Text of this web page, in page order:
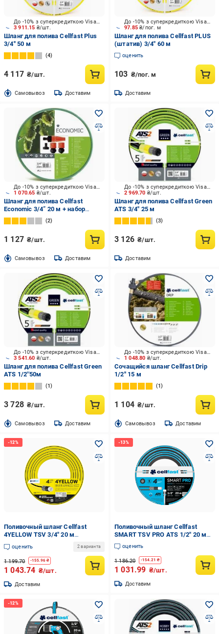
3 911.15 ₴/шт.
До -10% з суперкредиткою Visa Вигода
Шланг для полива Cellfast Plus
3/4'' 50 м
4
4 117 ₴/шт.
Cамовывоз Доставим
97.85₴/пог. м
До -10% з суперкредиткою Visa Вигода
Шланг для полива Cellfast PLUS
(штатив) 3/4" 60 м
оценить
103 ₴/пог. м
Доставим
1 070.65 ₴/шт.
До -10% з суперкредиткою Visa Вигода
Шланг для полива Cellfast
Economic 3/4” 20 м + набор
фитингов
2
1 127 ₴/шт.
Cамовывоз Доставим
2 969.70 ₴/шт.
До -10% з суперкредиткою Visa Вигода
Шланг для полива Cellfast Green
ATS 3/4" 25 м
3
3 126 ₴/шт.
Доставим
3 541.60 ₴/шт.
До -10% з суперкредиткою Visa Вигода
Шланг для полива Cellfast Green
ATS 1/2''50м
1
3 728 ₴/шт.
Cамовывоз Доставим
1 048.80 ₴/шт.
До -10% з суперкредиткою Visa Вигода
Сочащийся шланг Cellfast Drip
1/2'' 15 м
1
1 104 ₴/шт.
Cамовывоз Доставим
Поливочный шланг Cellfast
4YELLOW TSV 3/4" 20 м
прочный/износостойкий/легкий
и гибкий для ежедневного
полива
оценить 2 варианта
1 199.70 -155.96 ₴
1 043.74 ₴/шт.
Доставим
Поливочный шланг Cellfast
SMART TSV PRO ATS 1/2" 20 м
прочный/износостойкий/легкий
и гибкий для ежедневного
полива
оценить
1 186.20 -154.21 ₴
1 031.99 ₴/шт.
Доставим